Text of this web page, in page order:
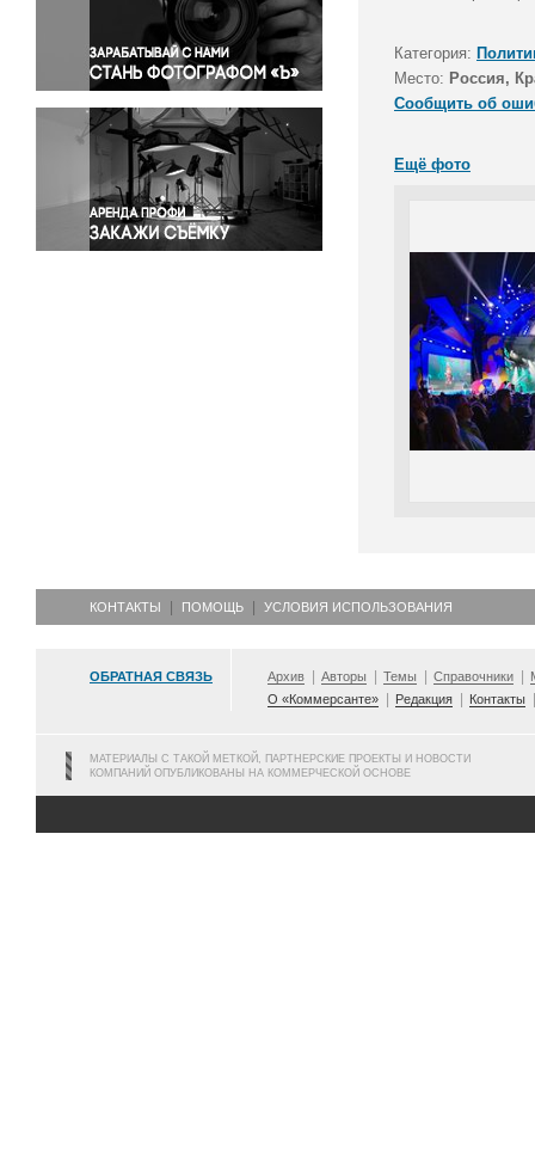
Правосудие
Происшествия и конфликты
Религия
Светская жизнь
Спорт
Экология
Экономика и бизнес
Категория:
Место: Россия,
Сообщить об
Ещё фото
КОНТАКТЫ ПОМОЩЬ УСЛОВИЯ ИСПОЛЬЗОВАНИЯ
ОБРАТНАЯ СВЯЗЬ Архив Авторы Темы Справочники
О «Коммерсанте»
Редакция Контакты
МАТЕРИАЛЫ С ТАКОЙ МЕТКОЙ, ПАРТНЕРСКИЕ ПРОЕКТЫ И НОВОСТИ
КОМПАНИЙ ОПУБЛИКОВАНЫ НА КОММЕРЧЕСКОЙ ОСНОВЕ